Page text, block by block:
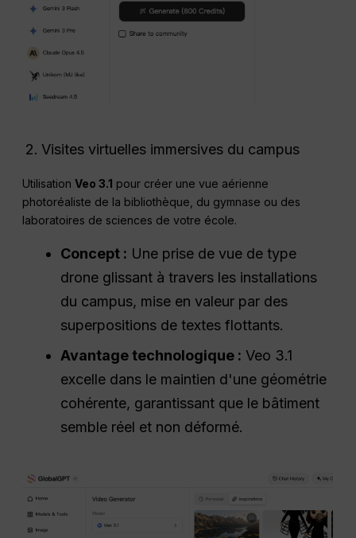
Visites virtuelles immersives du campus
UtilisationVeo 3.1 pour créer une vue aérienne
photoréaliste de la bibliothèque, du gymnase ou des
laboratoires de sciences de votre école.
Concept : Une prise de vue de type
drone glissant à travers les installations
du campus, mise en valeur par des
superpositions de textes flottants.
Avantage technologique : Veo 3.1
excelle dans le maintien d'une géométrie
cohérente, garantissant que le bâtiment
semble réel et non déformé.